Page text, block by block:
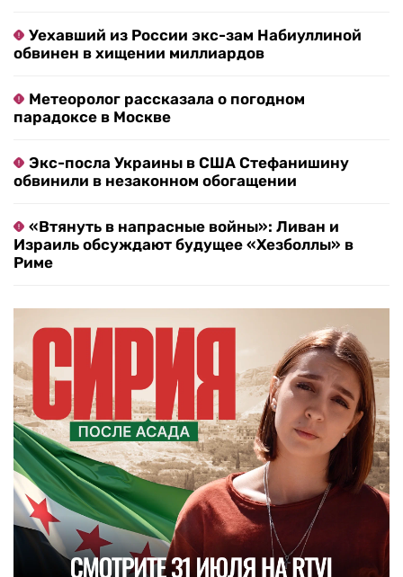
Уехавший из России экс-зам Набиуллиной
обвинен в хищении миллиардов
Метеоролог рассказала о погодном
парадоксе в Москве
Экс-посла Украины в США Стефанишину
обвинили в незаконном обогащении
«Втянуть в напрасные войны»: Ливан и
Израиль обсуждают будущее «Хезболлы» в
Риме